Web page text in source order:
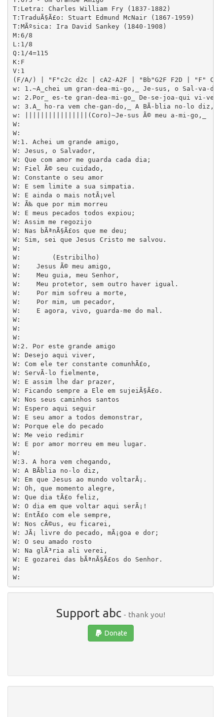
T:Letra: Charles William Fry (1837-1882)
T:TraduÃ§Ã£o: Stuart Edmund McNair (1867-1959)
T:MÃºsica: Ira David Sankey (1840-1908)
M:6/8
L:1/8
Q:1/4=115
K:F
V:1
(F/A/) | "F"c2c d2c | cA2-A2F | "Bb"G2F F2D | "F"
w: 1.~A_chei um gran-dea-mi-go,_ Je-sus, o Sal-va-
w: 2.Por_ es-te gran-dea-mi-go_ De-se-joa-qui vi-
w: 3.A_ ho-ra vem che-gan-do,_ A BÃ­-blia no-lo
w: ||||||||||||||||(Coro)~Je-sus Ã© meu a-mi-go,_
W:
W:
W:1. Achei um grande amigo,
W: Jesus, o Salvador,
W: Que com amor me guarda cada dia;
W: Fiel Ã© seu cuidado,
W: Constante o seu amor
W: E sem limite a sua simpatia.
W: E ainda o mais notÃ¡vel
W: Ã‰ que por mim morreu
W: E meus pecados todos expiou;
W: Assim me regozijo
W: Nas bÃªnÃ§Ã£os que me deu;
W: Sim, sei que Jesus Cristo me salvou.
W:
W: 	  (Estribilho)
W:    Jesus Ã© meu amigo,
W:    Meu guia, meu Senhor,
W:    Meu protetor, sem outro haver igual.
W:    Por mim sofreu a morte,
W:    Por mim, um pecador,
W:    E agora, vivo, guarda-me do mal.
W:
W:
W:
W:2. Por este grande amigo
W: Desejo aqui viver,
W: Com ele ter constante comunhÃ£o,
W: ServÃ­-lo fielmente,
W: E assim lhe dar prazer,
W: Ficando sempre a Ele em sujeiÃ§Ã£o.
W: Nos seus caminhos santos
W: Espero aqui seguir
W: E seu amor a todos demonstrar,
W: Porque ele do pecado
W: Me veio redimir
W: E por amor morreu em meu lugar.
W:
W:3. A hora vem chegando,
W: A BÃ­blia no-lo diz,
W: Em que Jesus ao mundo voltarÃ¡.
W: Oh, que momento alegre,
W: Que dia tÃ£o feliz,
W: O dia em que voltar aqui serÃ¡!
W: EntÃ£o com ele sempre,
W: Nos cÃ©us, eu ficarei,
W: JÃ¡ livre do pecado, mÃ¡goa e dor;
W: O seu amado rosto
W: Na glÃ³ria ali verei,
W: E gozarei das bÃªnÃ§Ã£os do Senhor.
W:
Support abc - thank you!
Donate